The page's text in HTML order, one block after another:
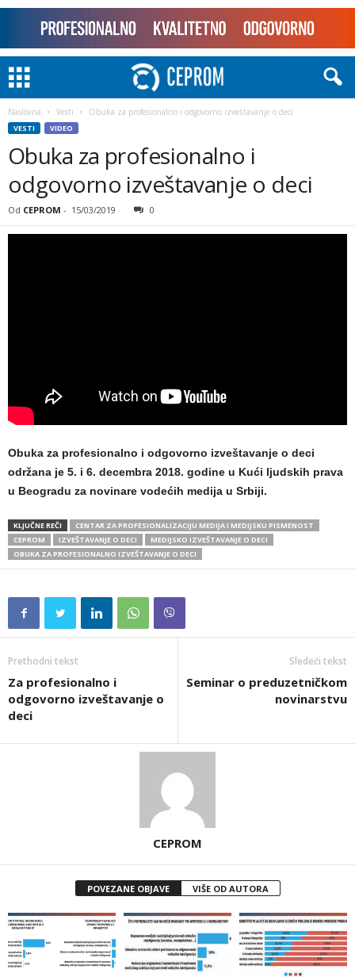
Naslovna Vesti Obuka za profesionalno i odgovorno izveštavanje o deci
VESTI VIDEO
Obuka za profesionalno i
odgovorno izveštavanje o deci
Od CEPROM - 15/03/2019 0
Obuka za profesionalno i odgovorno izveštavanje o deci
održana je 5. i 6. decembra 2018. godine u Kući ljudskih prava
u Beogradu za novinare vodećih medija u Srbiji.
KLJUČNE REČI
CENTAR ZA PROFESIONALIZACIJU MEDIJA I MEDIJSKU PISMENOST
CEPROM
IZVEŠTAVANJE O DECI
MEDIJSKO IZVEŠTAVANJE O DECI
OBUKA ZA PROFESIONALNO IZVEŠTAVANJE O DECI
Prethodni tekst
Za profesionalno i
odgovorno izveštavanje o
deci
Sledeći tekst
Seminar o preduzetničkom
novinarstvu
CEPROM
POVEZANE OBJAVE VIŠE OD AUTORA